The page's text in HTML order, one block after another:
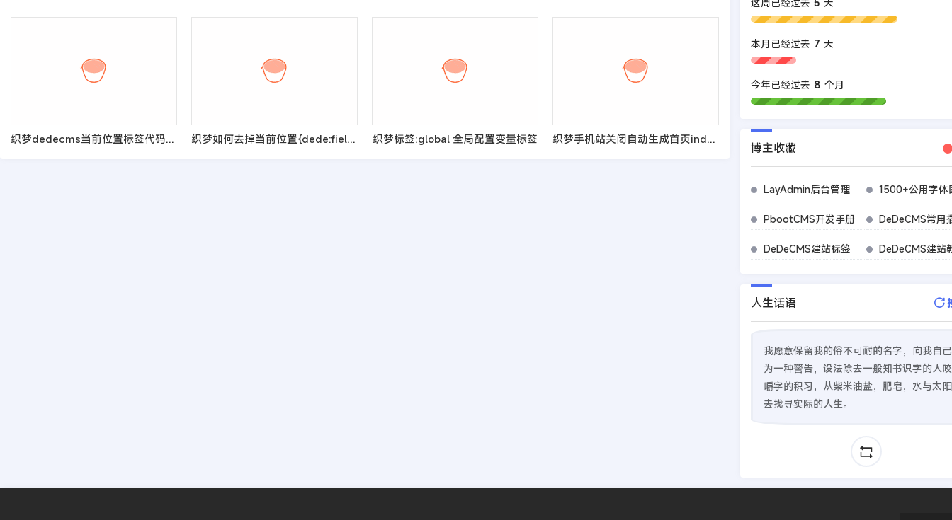
织梦dedecms当前位置标签代码的5种写法 织梦如何去掉当前位置{dede:field name=‘position‘ /}最后的分隔符> 织梦标签:global 全局配置变量标签 织梦手机站关闭自动生成首页index.html
本月已经过去 7 天
今年已经过去 8 个月
博主收藏
LayAdmin后台管理 1500+公用字体
PbootCMS开发手册 DeDeCMS常用
DeDeCMS建站标签 DeDeCMS建站
人生话语
我愿意保留我的俗不可耐的名字，向我自
为一种警告，设法除去一般知书识字的人
嚼字的积习，从柴米油盐，肥皂，水与太
去找寻实际的人生。